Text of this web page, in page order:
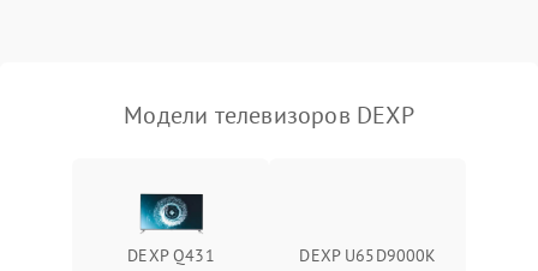
Модели телевизоров DEXP
DEXP Q431 DEXP U65D9000K